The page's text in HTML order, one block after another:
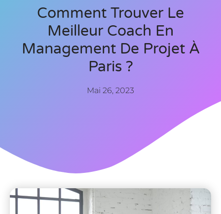
Comment Trouver Le
Meilleur Coach En
Management De Projet À
Paris ?
Mai 26, 2023